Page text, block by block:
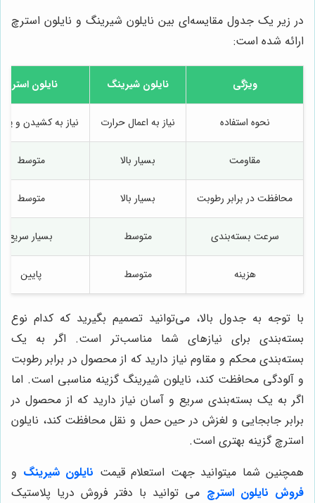
در زیر یک جدول مقایسه‌ای بین نایلون شیرینگ و نایلون استرچ
ارائه شده است:
ویژگی نایلون شیرینگ نایلون استرچ
نحوه استفاده نیاز به اعمال حرارت نیاز به کشیدن و
مقاومت بسیار بالا متوسط
محافظت در برابر رطوبت بسیار بالا متوسط
سرعت بسته‌بندی متوسط بسیار سریع
هزینه متوسط پایین
با توجه به جدول بالا، می‌توانید تصمیم بگیرید که کدام نوع
بسته‌بندی برای نیازهای شما مناسب‌تر است. اگر به یک
بسته‌بندی محکم و مقاوم نیاز دارید که از محصول در برابر رطوبت
و آلودگی محافظت کند، نایلون شیرینگ گزینه مناسبی است. اما
اگر به یک بسته‌بندی سریع و آسان نیاز دارید که از محصول در
برابر جابجایی و لغزش در حین حمل و نقل محافظت کند، نایلون
استرچ گزینه بهتری است.
همچنین شما میتوانید جهت استعلام قیمت نایلون شیرینگ و
فروش نایلون استرچ می توانید با دفتر فروش دریا پلاستیک